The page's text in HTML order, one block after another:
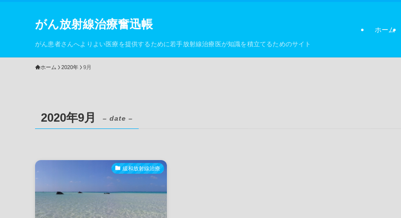
がん放射線治療奮迅帳
がん患者さんへよりよい医療を提供するために若手放射線治療医が知識を積立てるためのサイト
ホーム
ホーム 2020年 9月
2020年9月 – date –
緩和放射線治療